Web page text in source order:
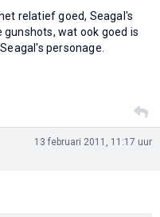
relatief goed, Seagal's
wat ook goed is
personage.
13 februari 2011, 11:17 uur